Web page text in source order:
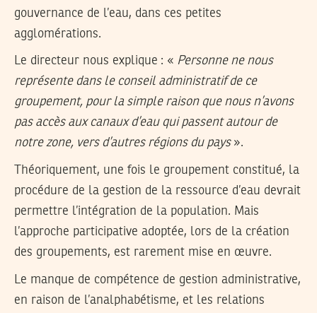
gouvernance de l’eau, dans ces petites
agglomérations.
Le directeur nous explique : « Personne ne nous
représente dans le conseil administratif de ce
groupement, pour la simple raison que nous n’avons
pas accès aux canaux d’eau qui passent autour de
notre zone, vers d’autres régions du pays».
Théoriquement, une fois le groupement constitué, la
procédure de la gestion de la ressource d’eau devrait
permettre l’intégration de la population. Mais
l’approche participative adoptée, lors de la création
des groupements, est rarement mise en œuvre.
Le manque de compétence de gestion administrative,
en raison de l’analphabétisme, et les relations